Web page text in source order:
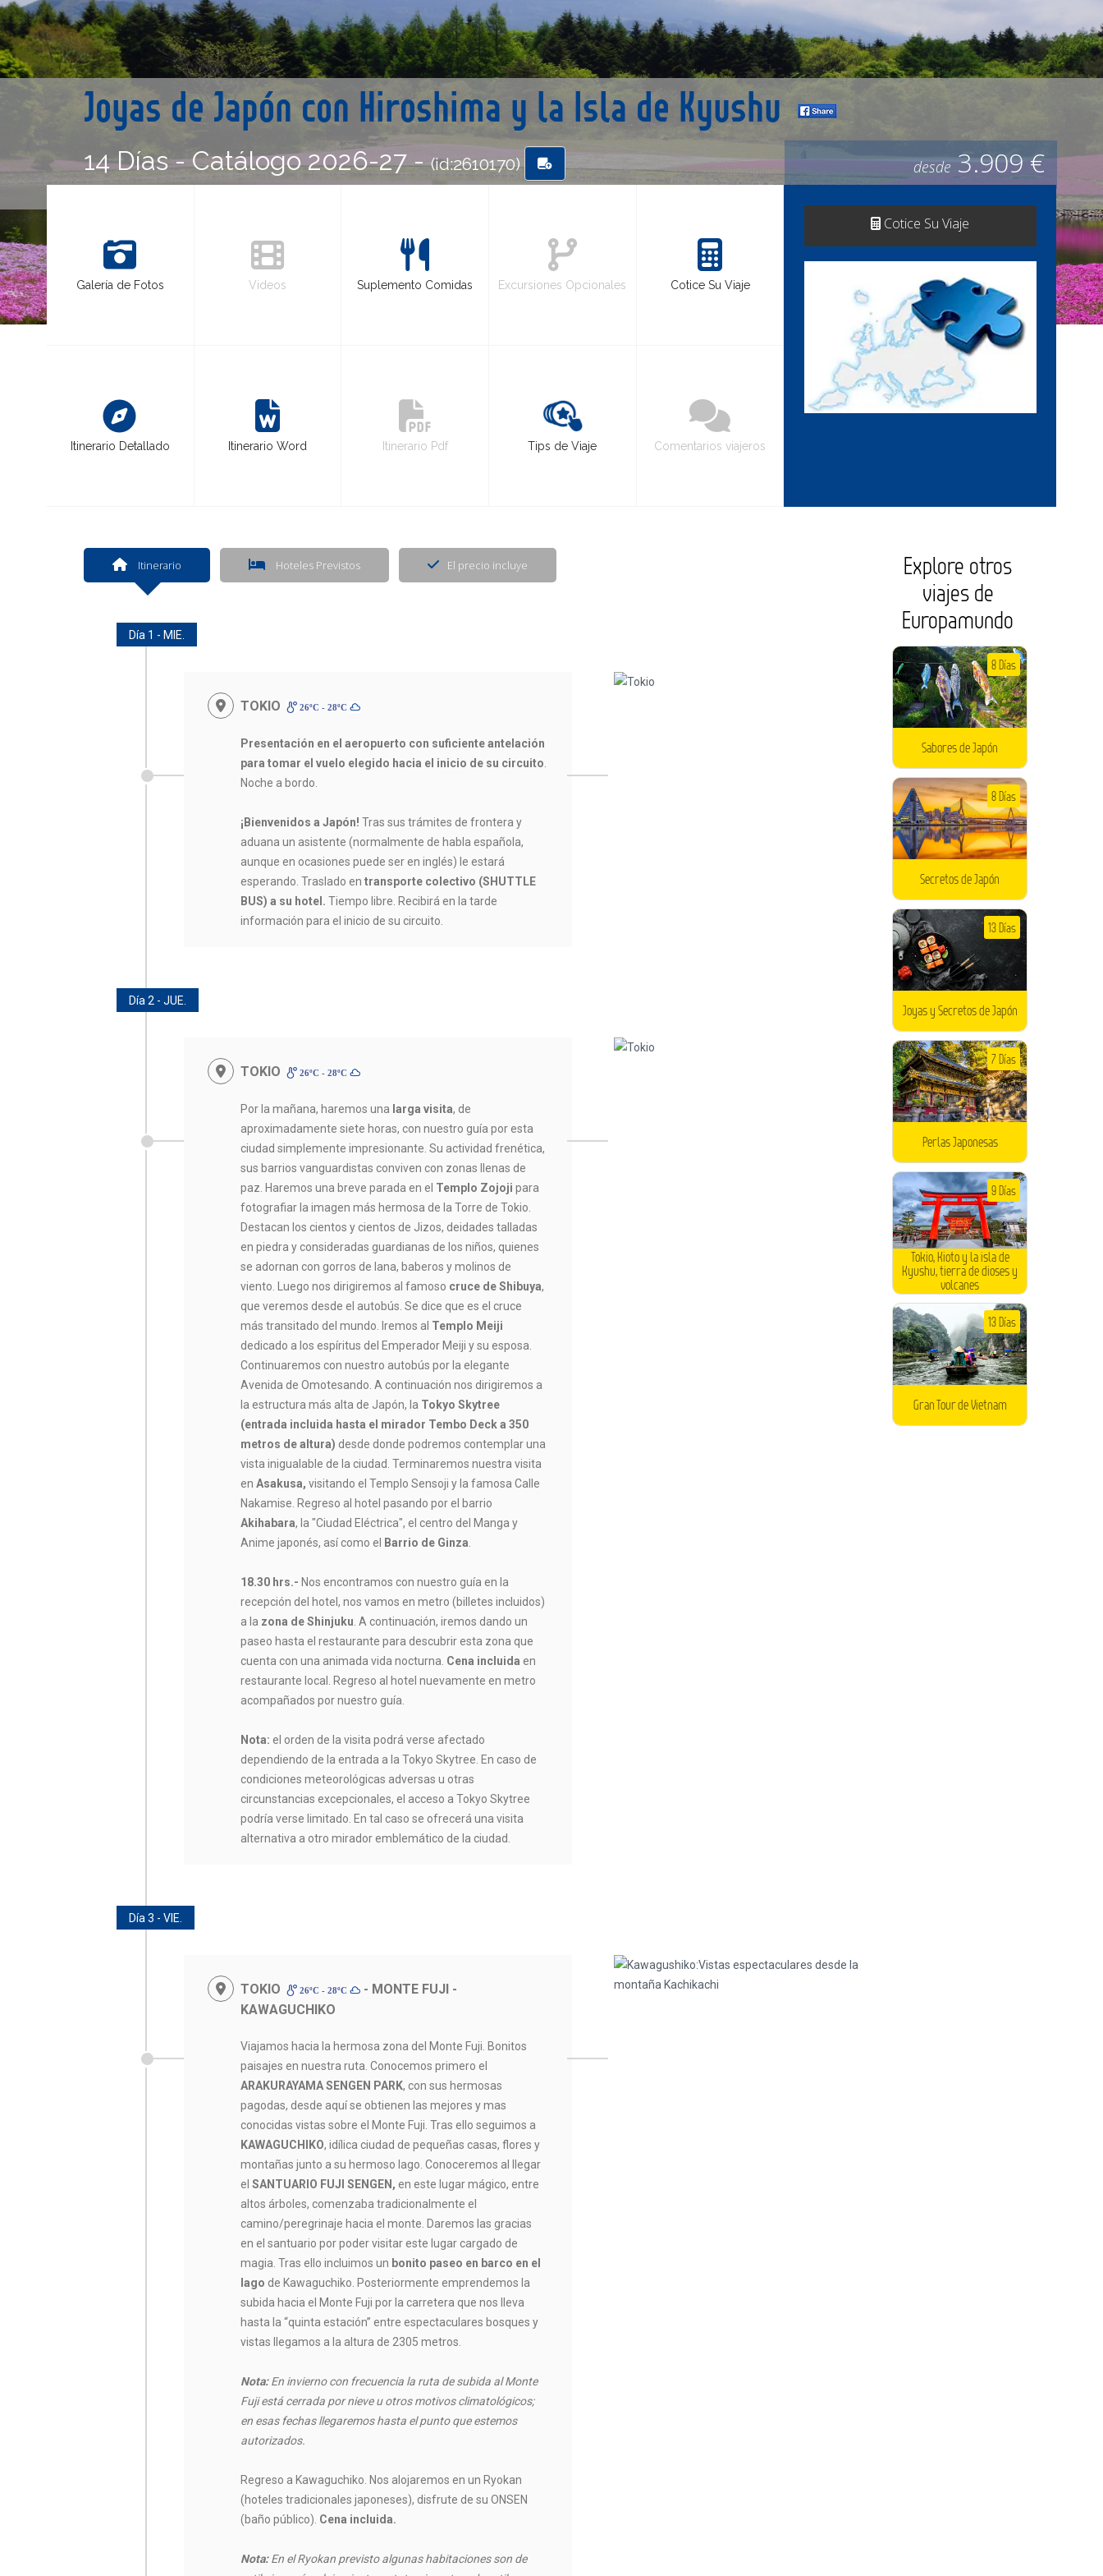
Joyas de Japón con Hiroshima y la Isla de Kyushu
14 Días - Catálogo 2026-27 -(id:2610170)
Galería de Fotos Videos Suplemento Comidas Excursiones Opcionales Cotice Su Viaje
Itinerario Detallado Itinerario Word Itinerario Pdf Tips de Viaje Comentarios viajeros
desde3.909 €
Cotice Su Viaje
Itinerario Hoteles Previstos El precio incluye
Día 1 - MIE.
TOKIO 26ºC - 28ºC
Presentación en el aeropuerto con suficiente antelación
para tomar el vuelo elegido hacia el inicio de su circuito
Noche a bordo.
¡Bienvenidos a Japón! Tras sus trámites de frontera y
aduana un asistente (normalmente de habla española,
aunque en ocasiones puede ser en inglés) le estará
esperando. Traslado entransporte colectivo (SHUTTLE
BUS) a su hotel. Tiempo libre. Recibirá en la tarde
información para el inicio de su circuito.
Día 2 - JUE.
TOKIO 26ºC - 28ºC
Por la mañana, haremos una larga visita, de
aproximadamente siete horas, con nuestro guía por esta
ciudad simplemente impresionante. Su actividad frenética,
sus barrios vanguardistas conviven con zonas llenas de
paz. Haremos una breve parada en el Templo Zojoji para
fotografiar la imagen más hermosa de la Torre de Tokio.
Destacan los cientos y cientos de Jizos, deidades talladas
en piedra y consideradas guardianas de los niños, quienes
se adornan con gorros de lana, baberos y molinos de
viento. Luego nos dirigiremos al famoso cruce de Shibuya,
que veremos desde el autobús. Se dice que es el cruce
más transitado del mundo. Iremos al Templo Meiji
dedicado a los espíritus del Emperador Meiji y su esposa.
Continuaremos con nuestro autobús por la elegante
Avenida de Omotesando. A continuación nos dirigiremos a
la estructura más alta de Japón, la Tokyo Skytree
(entrada incluida hasta el mirador Tembo Deck a 350
metros de altura) desde donde podremos contemplar una
vista inigualable de la ciudad. Terminaremos nuestra visita
enAsakusa, visitando el Templo Sensoji y la famosa Calle
Nakamise. Regreso al hotel pasando por el barrio
Akihabara, la "Ciudad Eléctrica", el centro del Manga y
Anime japonés, así como el
Barrio de Ginza
18.30 hrs.- Nos encontramos con nuestro guía en la
recepción del hotel, nos vamos en metro (billetes incluidos)
a la zona de Shinjuku . A continuación, iremos dando un
paseo hasta el restaurante para descubrir esta zona que
cuenta con una animada vida nocturna. Cena incluidaen
restaurante local. Regreso al hotel nuevamente en metro
acompañados por nuestro guía.
Nota: el orden de la visita podrá verse afectado
dependiendo de la entrada a la Tokyo Skytree. En caso de
condiciones meteorológicas adversas u otras
circunstancias excepcionales, el acceso a Tokyo Skytree
podría verse limitado. En tal caso se ofrecerá una visita
alternativa a otro mirador emblemático de la ciudad.
Día 3 - VIE.
TOKIO 26ºC - 28ºC
- MONTE FUJI -
KAWAGUCHIKO
Viajamos hacia la hermosa zona del Monte Fuji. Bonitos
paisajes en nuestra ruta. Conocemos primero el
ARAKURAYAMA SENGEN PARK, con sus hermosas
pagodas, desde aquí se obtienen las mejores y mas
conocidas vistas sobre el Monte Fuji. Tras ello seguimos a
KAWAGUCHIKO, idílica ciudad de pequeñas casas, flores y
montañas junto a su hermoso lago. Conoceremos al llegar
elSANTUARIO FUJI SENGEN, en este lugar mágico, entre
altos árboles, comenzaba tradicionalmente el
camino/peregrinaje hacia el monte. Daremos las gracias
en el santuario por poder visitar este lugar cargado de
magia. Tras ello incluimos un bonito paseo en barco en el
lago de Kawaguchiko. Posteriormente emprendemos la
subida hacia el Monte Fuji por la carretera que nos lleva
hasta la “quinta estación” entre espectaculares bosques y
vistas llegamos a la altura de 2305 metros.
Nota:En invierno con frecuencia la ruta de subida al Monte
Fuji está cerrada por nieve u otros motivos climatológicos;
en esas fechas llegaremos hasta el punto que estemos
autorizados.
Regreso a Kawaguchiko. Nos alojaremos en un Ryokan
(hoteles tradicionales japoneses), disfrute de su ONSEN
(baño público). Cena incluida.
Nota:En el Ryokan previsto algunas habitaciones son de
Explore otros
viajes de
Europamundo
Sabores de Japón
8 Días
Secretos de Japón
8 Días
Joyas y Secretos de Japón
13 Días
Perlas Japonesas
7 Días
Tokio, Kioto y la isla de
Kyushu, tierra de dioses y
volcanes
9 Días
Gran Tour de Vietnam
13 Días